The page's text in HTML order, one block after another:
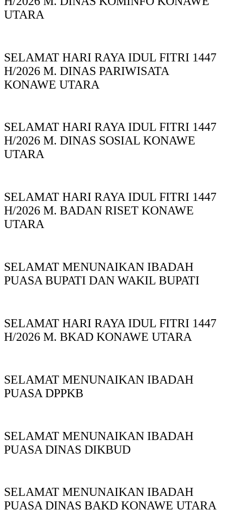
UTARA
SELAMAT HARI RAYA IDUL FITRI 1447
H/2026 M. DINAS PARIWISATA
KONAWE UTARA
SELAMAT HARI RAYA IDUL FITRI 1447
H/2026 M. DINAS SOSIAL KONAWE
UTARA
SELAMAT HARI RAYA IDUL FITRI 1447
H/2026 M. BADAN RISET KONAWE
UTARA
SELAMAT MENUNAIKAN IBADAH
PUASA BUPATI DAN WAKIL BUPATI
SELAMAT HARI RAYA IDUL FITRI 1447
H/2026 M. BKAD KONAWE UTARA
SELAMAT MENUNAIKAN IBADAH
PUASA DPPKB
SELAMAT MENUNAIKAN IBADAH
PUASA DINAS DIKBUD
SELAMAT MENUNAIKAN IBADAH
PUASA DINAS BAKD KONAWE UTARA